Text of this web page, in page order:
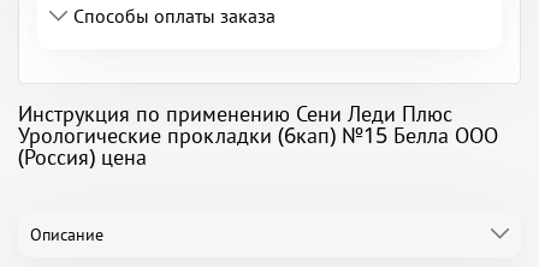
Способы оплаты заказа
Инструкция по применению Сени Леди Плюс
Урологические прокладки (6кап) №15 Белла ООО
(Россия) цена
Описание